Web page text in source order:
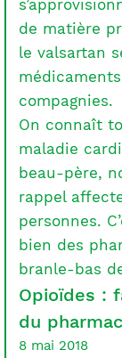
de matière
le valsartan
compagnies.
On connaît
maladie
beau-père,
rappel
personnes.
bien des
branle-bas
Opioïdes :
du
8 mai 2018